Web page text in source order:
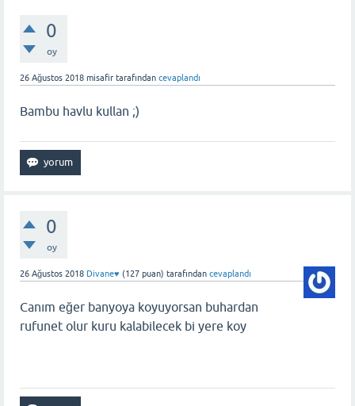
0
oy
26 Ağustos 2018 misafir tarafından cevaplandı
Bambu havlu kullan ;)
0
oy
26 Ağustos 2018 Divane♥️ (127 puan) tarafından cevaplandı
Canım eğer banyoya koyuyorsan buhardan
rufunet olur kuru kalabilecek bi yere koy